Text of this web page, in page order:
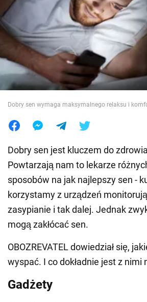
Społeczeństwo
Wojna na Ukrainie
Świat
Jedzenie
Dobry sen wymaga maksymalnego relaksu i
Dobry sen jest kluczem do
Powtarzają nam to lekarze
sposobów na jak najlepszy sen -
korzystamy z urządzeń
zasypianie i tak dalej. Jednak
mogą zakłócać sen.
OBOZREVATEL dowiedział się,
wyspać. I co dokładnie jest z nimi
Gadżety